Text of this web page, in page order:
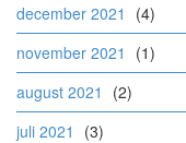
december 2021
(4)
november 2021
(1)
august 2021
(2)
juli 2021
(3)